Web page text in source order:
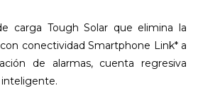
carga Tough Solar que elimina la
conectividad Smartphone Link* a
de alarmas, cuenta regresiva